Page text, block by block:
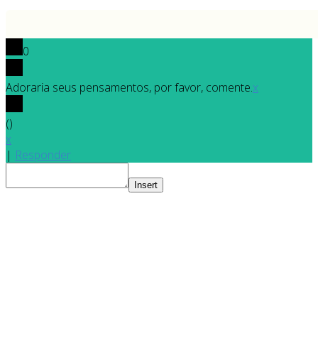
0
Adoraria seus pensamentos, por favor, comente.x
()
x
| Responder
Insert